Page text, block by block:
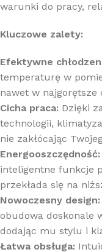
warunki do pracy,
Kluczowe zalety:
Efektywne
temperaturę w
nawet w najgorętsze
Cicha praca: Dzięki
technologii,
nie zakłócając
Energooszczędność:
inteligentne funkcje
przekłada się na
Nowoczesny design:
obudowa doskonale
dodając mu stylu i
Łatwa obsługa: